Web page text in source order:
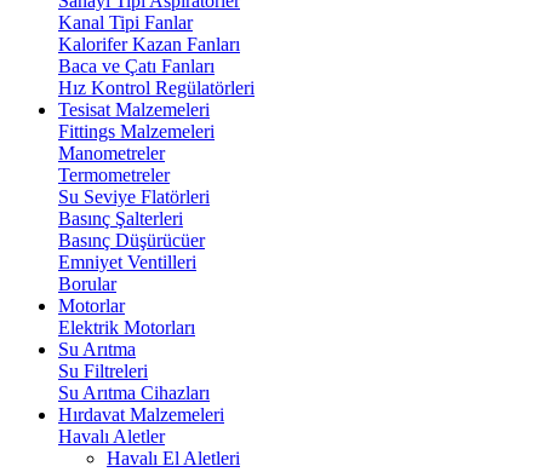
Kanal Tipi Fanlar
Kalorifer Kazan Fanları
Baca ve Çatı Fanları
Hız Kontrol Regülatörleri
Tesisat Malzemeleri
Fittings Malzemeleri
Manometreler
Termometreler
Su Seviye Flatörleri
Basınç Şalterleri
Basınç Düşürücüer
Emniyet Ventilleri
Borular
Motorlar
Elektrik Motorları
Su Arıtma
Su Filtreleri
Su Arıtma Cihazları
Hırdavat Malzemeleri
Havalı Aletler
Havalı El Aletleri